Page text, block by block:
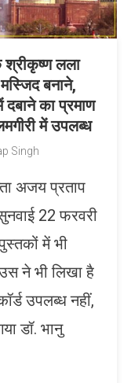
श्रीकृष्ण लला
बनाने,
दबाने का प्रमाण
में उपलब्ध
Singh
अजय प्रताप
22 फरवरी
में भी
ने भी लिखा है
उपलब्ध नहीं,
डॉ. भानु